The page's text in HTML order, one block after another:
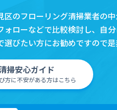
区のフローリング清掃業者の
ォローなどで比較検討し、自
びたい方にお勧めですので是
掃安心ガイド
方に不安がある方はこちら